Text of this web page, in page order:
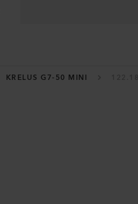
KRELUS G7-50 MINI